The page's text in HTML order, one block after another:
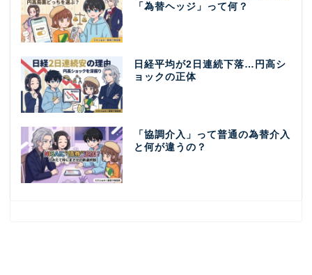
「為替ヘッジ」って何？
日経平均が2日連続下落…円高シ
ョックの正体
「協調介入」って普通の為替介入
と何が違うの？